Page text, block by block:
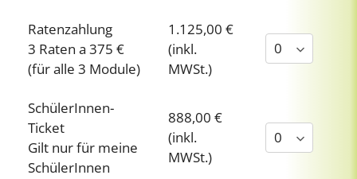
Ratenzahlung
3 Raten a 375 €
(für alle 3 Module)
1.125,00 €
(inkl.
MWSt.)
SchülerInnen-
Ticket
Gilt nur für meine
SchülerInnen
888,00 €
(inkl.
MWSt.)